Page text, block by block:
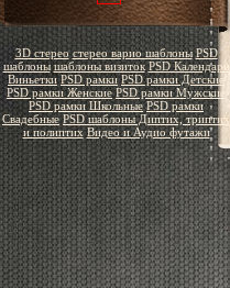
3D стерео стерео варио шаблоны PSD
шаблоны шаблоны визиток PSD Календари
Виньетки PSD рамки PSD рамки Детские
PSD рамки Женские PSD рамки Мужские
PSD рамки Школьные PSD рамки
Свадебные PSD шаблоны Диптих, триптих
и полиптих Видео и Аудио футажи